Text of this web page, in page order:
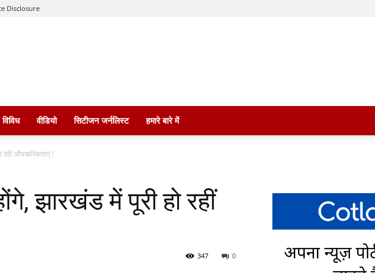
Disclosure
विविध वीडियो सिटीजन जर्नलिस्ट हमारे बारे में
रहीं औपचारिकताएं !
झारखंड में पूरी हो रहीं
0
347